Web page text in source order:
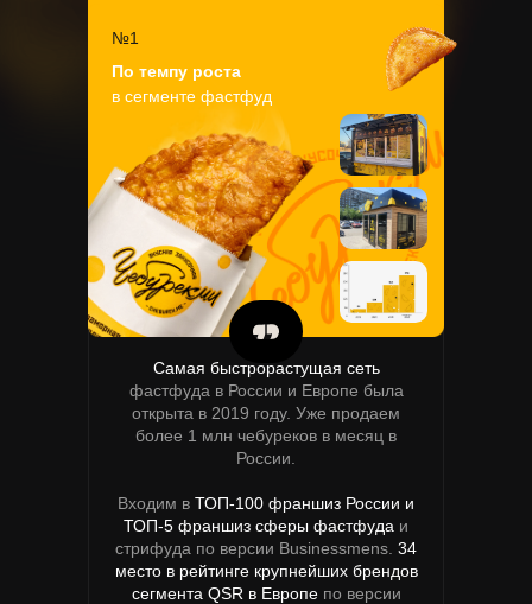
Самая быстрорастущая сеть
фастфуда в России и Европе была
открыта в 2019 году. Уже продаем
более 1 млн чебуреков в месяц в
России.
Входим в ТОП-100 франшиз России и
ТОП-5 франшиз сферы фастфуда и
стрифуда по версии Businessmens. 34
место в рейтинге крупнейших брендов
сегмента QSR в Европепо версии
№1
По темпу роста
в сегменте фастфуд
Всего выступил более чем на 100
площадках.
Самое большое выступление – на
1000 человек